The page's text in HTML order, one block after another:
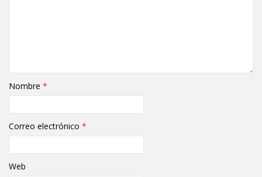
Nombre *
Correo electrónico *
Web